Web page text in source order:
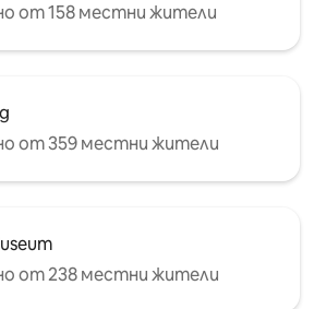
от 158 местни жители
от 359 местни жители
от 238 местни жители